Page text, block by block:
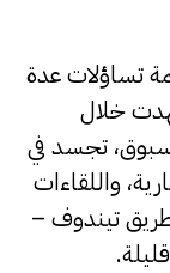
تساؤلات عدة
خلال
مسبوق، تجسد في
واللقاءات
تيندوف –